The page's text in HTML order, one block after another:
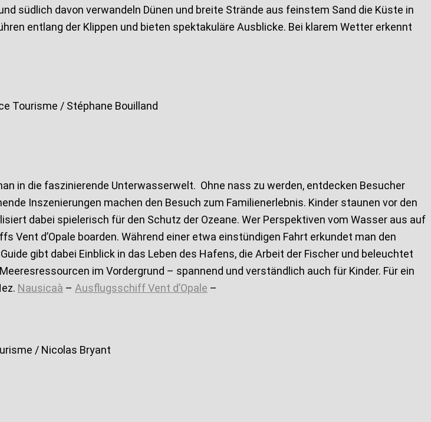
südlich davon verwandeln Dünen und breite Strände aus feinstem Sand die Küste in
entlang der Klippen und bieten spektakuläre Ausblicke. Bei klarem Wetter erkennt
Tourisme / Stéphane Bouilland
in die faszinierende Unterwasserwelt. Ohne nass zu werden, entdecken Besucher
Inszenierungen machen den Besuch zum Familienerlebnis. Kinder staunen vor den
dabei spielerisch für den Schutz der Ozeane. Wer Perspektiven vom Wasser aus auf
Vent d’Opale boarden. Während einer etwa einstündigen Fahrt erkundet man den
gibt dabei Einblick in das Leben des Hafens, die Arbeit der Fischer und beleuchtet
im Vordergrund – spannend und verständlich auch für Kinder. Für ein
Nausicaà – Ausflugsschiff Vent d’Opale –
/ Nicolas Bryant